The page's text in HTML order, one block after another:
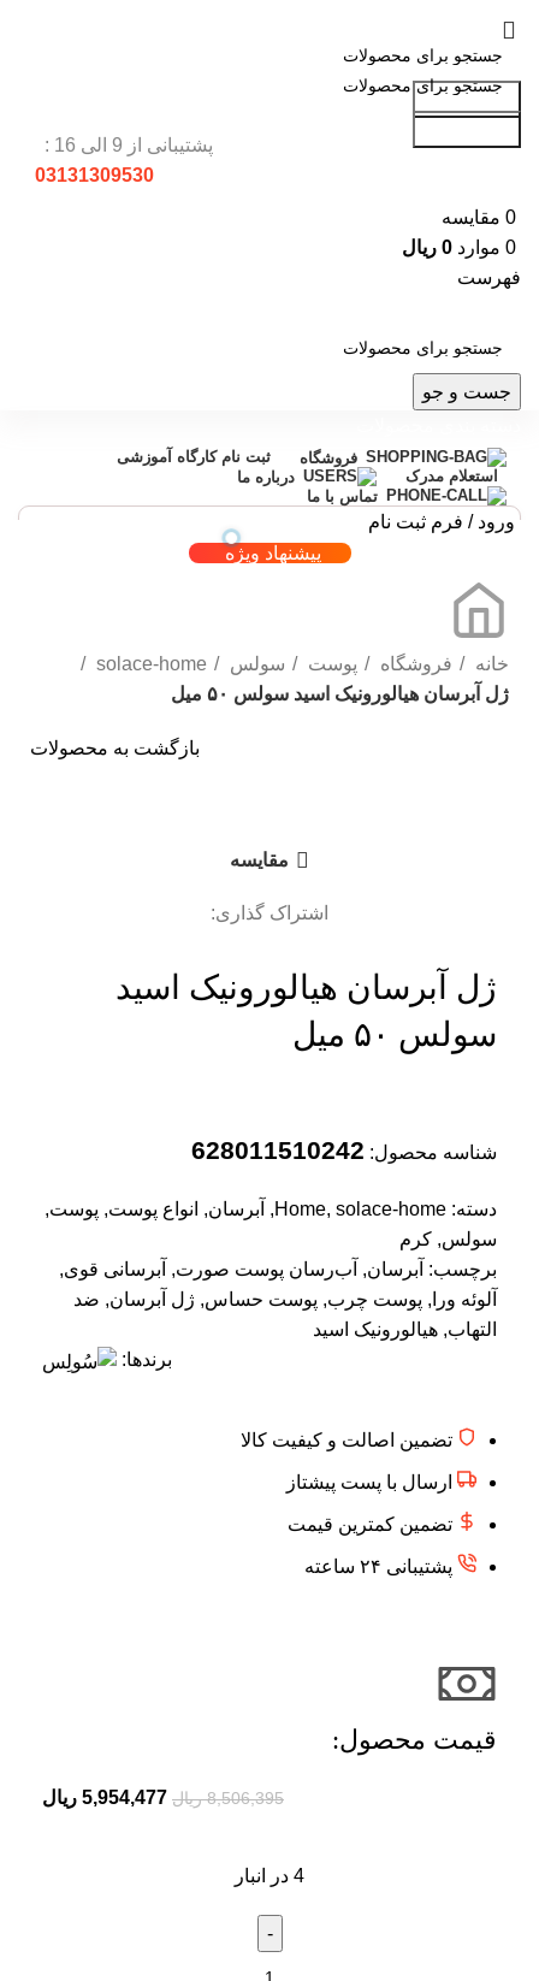
جست و جو
پشتیبانی از 9 الی 16 :
03131309530
0 مقایسه
0 موارد 0 ریال
فهرست
جست و جو
فروشگاه
ثبت نام کارگاه آموزشی
استعلام مدرک
درباره ما
تماس با ما
ورود / فرم ثبت نام
پیشنهاد ویژه
خانه فروشگاه پوست سولس
solace-home
ژل آبرسان هیالورونیک اسید سولس ۵۰ میل
بازگشت به محصولات
مقایسه
اشتراک گذاری:
ژل آبرسان هیالورونیک اسید
سولس ۵۰ میل
شناسه محصول: 628011510242
دسته: Home, solace-home
, آبرسان, انواع پوست, پوست,
سولس, کرم
برچسب: آبرسان, آب‌رسان پوست صورت, آبرسانی قوی,
آلوئه ورا , پوست چرب, پوست حساس, ژل آبرسان, ضد
التهاب, هیالورونیک اسید
برندها:
تضمین اصالت و کیفیت کالا
ارسال با پست پیشتاز
تضمین کمترین قیمت
پشتیبانی ۲۴ ساعته
قیمت محصول:​
8,506,395 ریال 5,954,477 ریال
4 در انبار